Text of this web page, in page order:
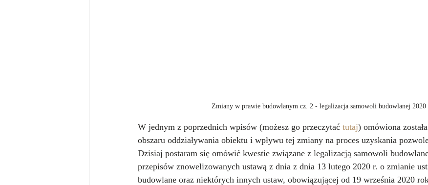
Zmiany w prawie budowlanym cz. 2 - legalizacja samowoli budowlanej 2020
W jednym z poprzednich wpisów (możesz go przeczytać tutaj) omówiona
obszaru oddziaływania obiektu i wpływu tej zmiany na proces uzyskania
Dzisiaj postaram się omówić kwestie związane z legalizacją samowoli
przepisów znowelizowanych ustawą z dnia z dnia 13 lutego 2020 r. o zmianie
budowlane oraz niektórych innych ustaw, obowiązującej od 19 września 2020